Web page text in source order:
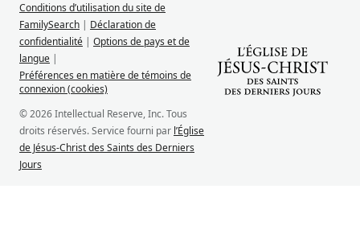
Conditions d’utilisation du site de
FamilySearch | Déclaration de
confidentialité | Options de pays et de
langue |
Préférences en matière de témoins de
connexion (cookies)
© 2026 Intellectual Reserve, Inc. Tous
droits réservés. Service fourni par l’Église
de Jésus-Christ des Saints des Derniers
Jours